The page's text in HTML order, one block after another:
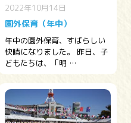
2022年10月14日
園外保育（年中）
年中の園外保育、すばらしい
快晴になりました。 昨日、子
どもたちは、「明 …